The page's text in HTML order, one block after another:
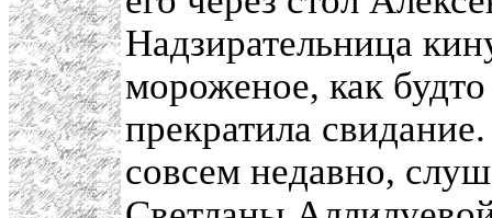
Надзирательница
мороженое, как
прекратила
совсем недавно,